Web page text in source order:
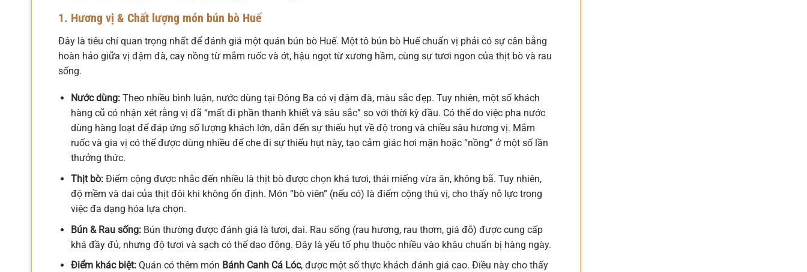
1. Hương vị & Chất lượng món bún bò Huế
Đây là tiêu chí quan trọng nhất để đánh giá một quán bún bò Huế. Một tô bún bò Huế chuẩn vị phải có sự cân bằng
hoàn hảo giữa vị đậm đà, cay nồng từ mắm ruốc và ớt, hậu ngọt từ xương hầm, cùng sự tươi ngon của thịt bò và rau
sống.
Nước dùng:Theo nhiều bình luận, nước dùng tại Đông Ba có vị đậm đà, màu sắc đẹp. Tuy nhiên, một số khách
hàng cũ có nhận xét rằng vị đã “mất đi phần thanh khiết và sâu sắc” so với thời kỳ đầu. Có thể do việc pha nước
dùng hàng loạt để đáp ứng số lượng khách lớn, dẫn đến sự thiếu hụt về độ trong và chiều sâu hương vị. Mắm
ruốc và gia vị có thể được dùng nhiều để che đi sự thiếu hụt này, tạo cảm giác hơi mặn hoặc “nồng” ở một số lần
thưởng thức.
Thịt bò:Điểm cộng được nhắc đến nhiều là thịt bò được chọn khá tươi, thái miếng vừa ăn, không bã. Tuy nhiên,
độ mềm và dai của thịt đôi khi không ổn định. Món “bò viên” (nếu có) là điểm cộng thú vị, cho thấy nỗ lực trong
việc đa dạng hóa lựa chọn.
Bún & Rau sống:Bún thường được đánh giá là tươi, dai. Rau sống (rau hương, rau thơm, giá đỗ) được cung cấp
khá đầy đủ, nhưng độ tươi và sạch có thể dao động. Đây là yếu tố phụ thuộc nhiều vào khâu chuẩn bị hàng ngày.
Điểm khác biệt:Quán có thêm món Bánh Canh Cá Lóc, được một số thực khách đánh giá cao. Điều này cho thấy